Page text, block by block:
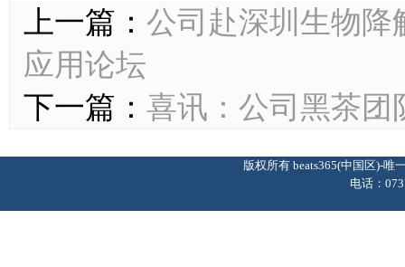
上一篇： 公司赴深圳生物降
应用论坛
下一篇： 喜讯：公司黑茶团
版权所有 beats365(中国区)-
电话：